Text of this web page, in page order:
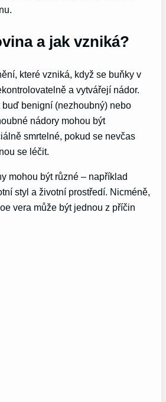
a jak vzniká?
které vzniká, když se buňky v
a vytvářejí nádor.
buď benigní (nezhoubný) nebo
nádory mohou být
smrtelné, pokud se nevčas
se léčit.
mohou být různé – například
styl a životní prostředí. Nicméně,
vera může být jednou z příčin